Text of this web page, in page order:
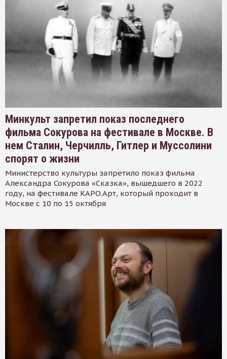
Минкульт запретил показ последнего
фильма Сокурова на фестивале в Москве. В
нем Сталин, Черчилль, Гитлер и Муссолини
спорят о жизни
Министерство культуры запретило показ фильма
Александра Сокурова «Сказка», вышедшего в 2022
году, на фестивале КАРО.Арт, который проходит в
Москве с 10 по 15 октября